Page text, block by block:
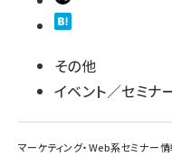
その他
イベント／セミナ
マーケティング・Web系セミナー